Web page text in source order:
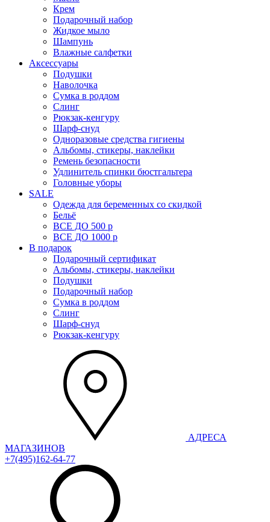
Крем
Подарочный набор
Жидкое мыло
Шампунь
Влажные салфетки
Аксессуары
Подушки
Наволочка
Сумка в роддом
Cлинг
Рюкзак-кенгуру
Шарф-снуд
Одноразовые средства гигиены
Альбомы, стикеры, наклейки
Ремень безопасности
Удлинитель спинки бюстгальтера
Головные уборы
SALE
Одежда для беременных со скидкой
Бельё
ВСЕ ДО 500 р
ВСЕ ДО 1000 р
В подарок
Подарочный сертификат
Альбомы, стикеры, наклейки
Подушки
Подарочный набор
Сумка в роддом
Слинг
Шарф-снуд
Рюкзак-кенгуру
АДРЕСА
МАГАЗИНОВ
+7(495)162-64-77